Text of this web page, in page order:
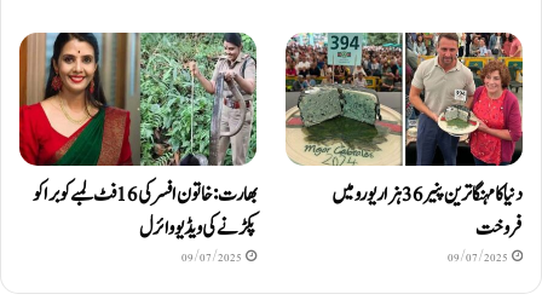
دنیا کا مہنگا ترین پنیر 36 ہزار یورو میں
فروخت
09/07/2025
بھارت: خاتون افسر کی 16 فٹ لمبے کوبرا کو
پکڑنے کی ویڈیو وائرل
09/07/2025